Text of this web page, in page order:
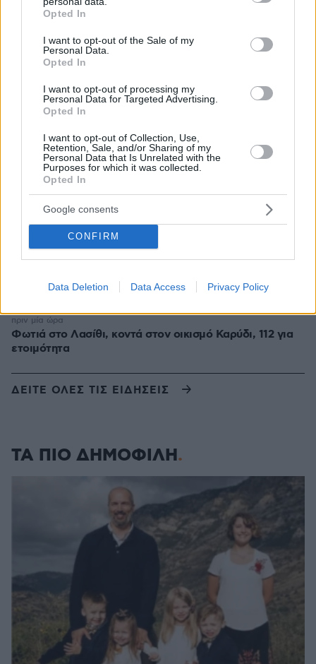
grant or deny consent to Google and its third-party tags to
use your data for below specified purposes in below Google
consent section.
Opted In
I want to opt-out of the Sale of my
Personal Data.
Opted In
I want to opt-out of processing my
Personal Data for Targeted Advertising.
Opted In
I want to opt-out of Collection, Use,
Retention, Sale, and/or Sharing of my
Personal Data that Is Unrelated with the
Purposes for which it was collected.
Opted In
Google consents
CONFIRM
Data Deletion Data Access Privacy Policy
λεπτομερείς εικόνες που έχουν καταγραφεί ποτέ
Ακρίδες σκέπασαν τον ουρανό στη νότια Ρωσία:
«Μοιάζει με μια από τις δέκα πληγές του Φαραώ»
πριν 34 λεπτά
Στην Ελλάδα φθάνει σήμερα η 46χρονη από τη
Βρετανία που κατηγορείται για τον εμπρησμό στη Marfin
πριν 38 λεπτά
Νέα καρφιά Αυγερινού για την Καρυστιανού: Kάποιοι
ονειρεύονται βουλευτικά έδρανα και συνωμοσίες, η
δημοκρατία θα τους χαλάσει το όνειρο
πριν μία ώρα
Το παρεξηγημένο αιθέριο έλαιο που κρατά μακριά τα
κουνούπια για 3 ώρες
Η ντομάτα στο μικροσκόπιο: Τι συμβαίνει όταν την
Φωτιά στο Λασίθι, κοντά στον οικισμό Καρύδι, 112 για
ετοιμότητα
πριν μία ώρα
ΔΕΙΤΕ ΟΛΕΣ ΤΙΣ ΕΙΔΗΣΕΙΣ
ΤΑ ΠΙΟ ΔΗΜΟΦΙΛΗ